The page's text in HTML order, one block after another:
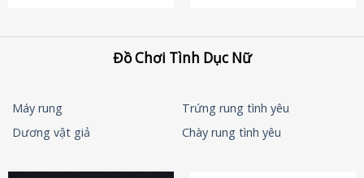
Đồ Chơi Tình Dục Nữ
Máy rung
Trứng rung tình yêu
Dương vật giả
Chày rung tình yêu